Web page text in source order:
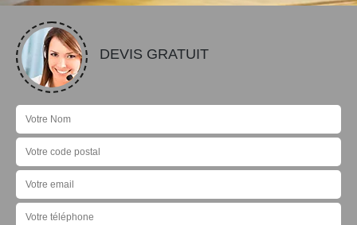
DEVIS GRATUIT